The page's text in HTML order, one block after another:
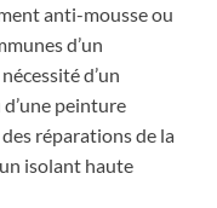
anti-mousse ou
d’un
d’un
d’une peinture
réparations de la
isolant haute